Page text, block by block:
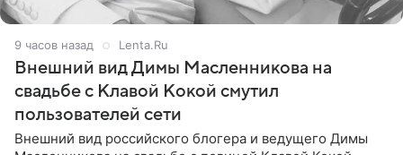
9 часов назад Lenta.Ru
Внешний вид Димы Масленникова на
свадьбе с Клавой Кокой смутил
пользователей сети
Внешний вид российского блогера и ведущего Димы